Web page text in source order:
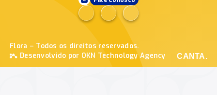
Flora – Todos os direitos reservados.
Desenvolvido por OKN Technology Agency
CANTA.